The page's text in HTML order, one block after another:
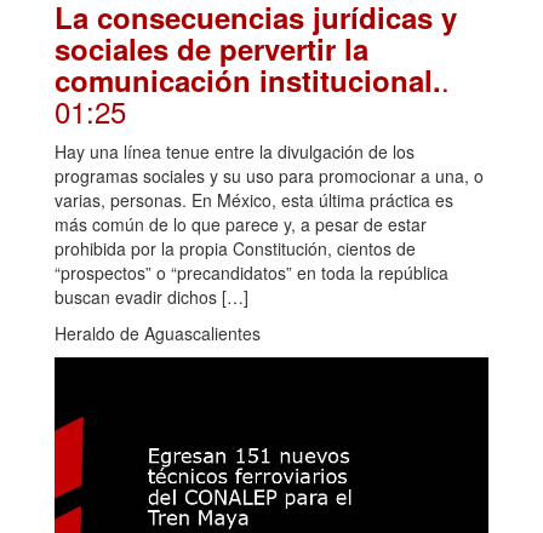
La consecuencias jurídicas y
sociales de pervertir la
comunicación institucional..
01:25
Hay una línea tenue entre la divulgación de los
programas sociales y su uso para promocionar a una, o
varias, personas. En México, esta última práctica es
más común de lo que parece y, a pesar de estar
prohibida por la propia Constitución, cientos de
“prospectos” o “precandidatos” en toda la república
buscan evadir dichos […]
Heraldo de Aguascalientes